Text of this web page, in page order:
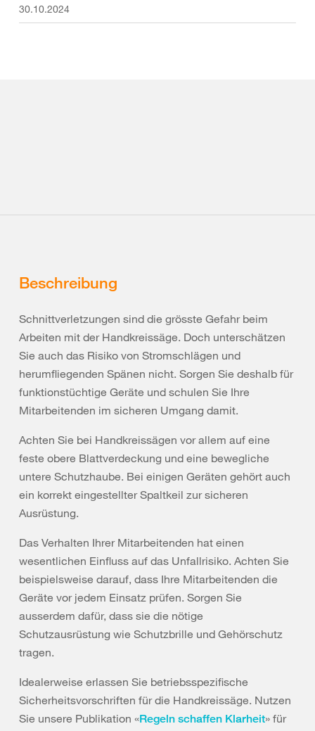
30.10.2024
Beschreibung
Schnittverletzungen sind die grösste Gefahr beim
Arbeiten mit der Handkreissäge. Doch unterschätzen
Sie auch das Risiko von Stromschlägen und
herumfliegenden Spänen nicht. Sorgen Sie deshalb für
funktionstüchtige Geräte und schulen Sie Ihre
Mitarbeitenden im sicheren Umgang damit.
Achten Sie bei Handkreissägen vor allem auf eine
feste obere Blattverdeckung und eine bewegliche
untere Schutzhaube. Bei einigen Geräten gehört auch
ein korrekt eingestellter Spaltkeil zur sicheren
Ausrüstung.
Das Verhalten Ihrer Mitarbeitenden hat einen
wesentlichen Einfluss auf das Unfallrisiko. Achten Sie
beispielsweise darauf, dass Ihre Mitarbeitenden die
Geräte vor jedem Einsatz prüfen. Sorgen Sie
ausserdem dafür, dass sie die nötige
Schutzausrüstung wie Schutzbrille und Gehörschutz
tragen.
Idealerweise erlassen Sie betriebsspezifische
Sicherheitsvorschriften für die Handkreissäge. Nutzen
Sie unsere Publikation «Regeln schaffen Klarheit» für